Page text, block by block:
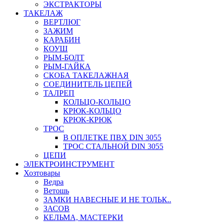
ЭКСТРАКТОРЫ
ТАКЕЛАЖ
ВЕРТЛЮГ
ЗАЖИМ
КАРАБИН
КОУШ
РЫМ-БОЛТ
РЫМ-ГАЙКА
СКОБА ТАКЕЛАЖНАЯ
СОЕДИНИТЕЛЬ ЦЕПЕЙ
ТАЛРЕП
КОЛЬЦО-КОЛЬЦО
КРЮК-КОЛЬЦО
КРЮК-КРЮК
ТРОС
В ОПЛЕТКЕ ПВХ DIN 3055
ТРОС СТАЛЬНОЙ DIN 3055
ЦЕПИ
ЭЛЕКТРОИНСТРУМЕНТ
Хозтовары
Ведра
Ветошь
ЗАМКИ НАВЕСНЫЕ И НЕ ТОЛЬК..
ЗАСОВ
КЕЛЬМА, МАСТЕРКИ